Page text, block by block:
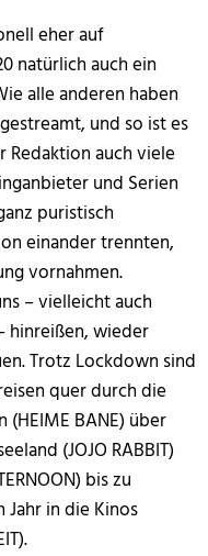
eher auf
natürlich auch ein
alle anderen haben
und so ist es
Redaktion auch viele
und Serien
puristisch
einander trennten,
vornahmen.
– vielleicht auch
hinreißen, wieder
Trotz Lockdown sind
quer durch die
BANE) über
(JOJO RABBIT)
bis zu
in die Kinos